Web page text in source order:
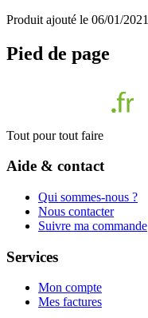
Produit ajouté le 06/01/2021
Pied de page
Tout pour tout faire
Aide & contact
Qui sommes-nous ?
Nous contacter
Suivre ma commande
Services
Mon compte
Mes factures